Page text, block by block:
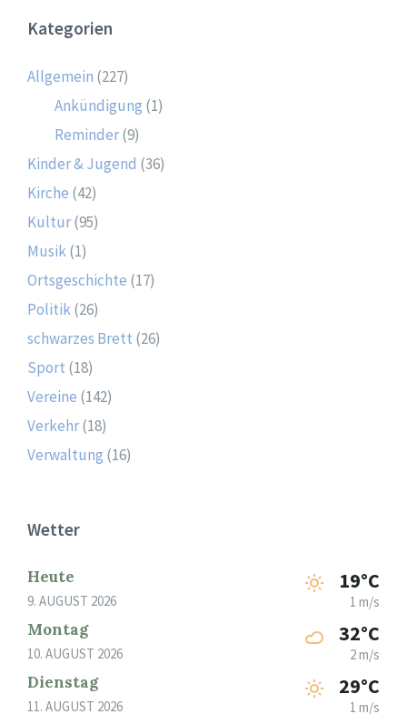
Kategorien
Allgemein (227)
Ankündigung (1)
Reminder(9)
Kinder & Jugend (36)
Kirche (42)
Kultur(95)
Musik(1)
Ortsgeschichte (17)
Politik(26)
schwarzes Brett (26)
Sport (18)
Vereine (142)
Verkehr(18)
Verwaltung (16)
Wetter
Heute
9. AUGUST 2026
19°C
1 m/s
Montag
10. AUGUST 2026
32°C
2 m/s
Dienstag
11. AUGUST 2026
29°C
1 m/s